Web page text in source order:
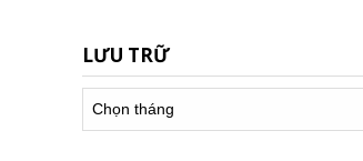
LƯU TRỮ
Lưu
trữ